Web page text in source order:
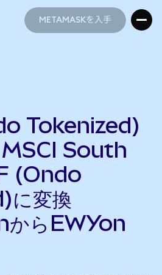
METAMASKを入手
Tokenized)
South
(Ondo
に変換
からEWYon